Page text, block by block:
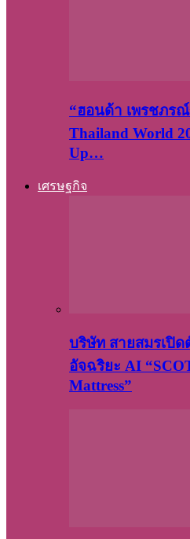
“ฮอนด้า เพรชภร
Thailand World
Up…
เศรษฐกิจ
บริษัท สายสมรเปิ
อัจฉริยะ AI
Mattress”